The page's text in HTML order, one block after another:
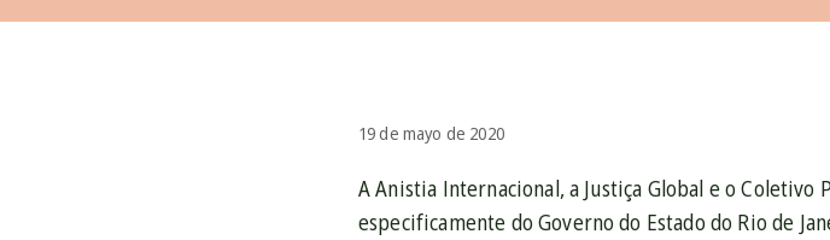
19 de mayo de 2020
A Anistia Internacional, a Justiça Global e o
especificamente do Governo do Estado do Rio de